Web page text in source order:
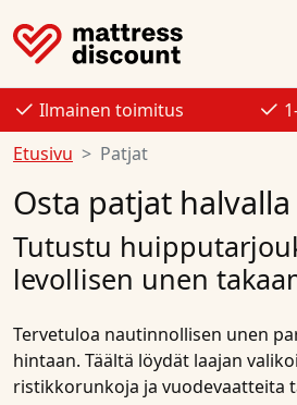
Ilmainen toimitus
Etusivu
Patjat
Osta patjat
Tutustu
levollisen unen
Tervetuloa nautinnollisen unen
hintaan. Täältä löydät laajan
ristikkorunkoja ja vuodevaatteita